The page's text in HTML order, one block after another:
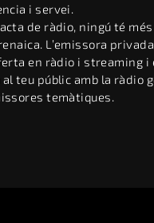
i servei.
de ràdio, ningú té
L’emissora
en ràdio i streaming i
al teu públic amb la ràdio
temàtiques.